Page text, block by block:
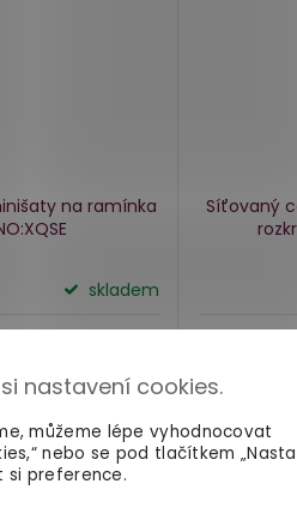
nastavení cookies.
můžeme lépe vyhodnocovat
nebo se pod tlačítkem
si preference.
na ramínka
skladem
Síťovaný